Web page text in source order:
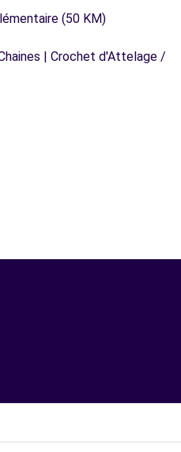
(50 KM)
| Crochet d'Attelage /